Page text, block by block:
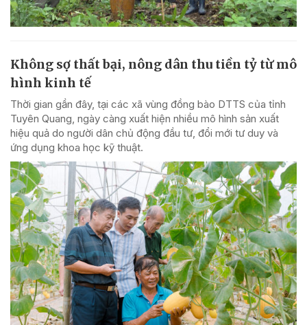
Không sợ thất bại, nông dân thu tiền tỷ từ mô
hình kinh tế
Thời gian gần đây, tại các xã vùng đồng bào DTTS của tỉnh
Tuyên Quang, ngày càng xuất hiện nhiều mô hình sản xuất
hiệu quả do người dân chủ động đầu tư, đổi mới tư duy và
ứng dụng khoa học kỹ thuật.